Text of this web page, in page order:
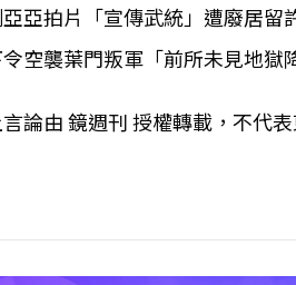
亞拍片「宣傳武統」遭廢居
令空襲葉門叛軍「前所未見地
論由 鏡週刊 授權轉載，不代